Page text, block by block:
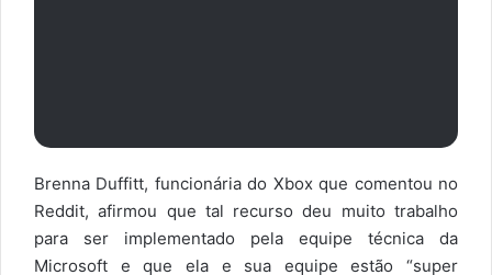
Brenna Duffitt, funcionária do Xbox que comentou no
Reddit, afirmou que tal recurso deu muito trabalho
para ser implementado pela equipe técnica da
Microsoft e que ela e sua equipe estão “super